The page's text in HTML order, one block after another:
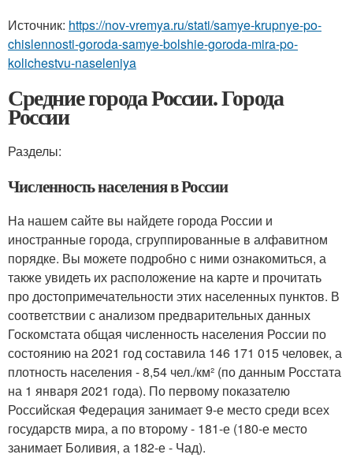
Источник: https://nov-vremya.ru/stati/samye-krupnye-po-
chislennosti-goroda-samye-bolshie-goroda-mira-po-
kolichestvu-naseleniya
Средние города России. Города
России
Разделы:
Численность населения в России
На нашем сайте вы найдете города России и
иностранные города, сгруппированные в алфавитном
порядке. Вы можете подробно с ними ознакомиться, а
также увидеть их расположение на карте и прочитать
про достопримечательности этих населенных пунктов. В
соответствии с анализом предварительных данных
Госкомстата общая численность населения России по
состоянию на 2021 год составила 146 171 015 человек, а
плотность населения - 8,54 чел./км² (по данным Росстата
на 1 января 2021 года). По первому показателю
Российская Федерация занимает 9-е место среди всех
государств мира, а по второму - 181-е (180-е место
занимает Боливия, а 182-е - Чад).